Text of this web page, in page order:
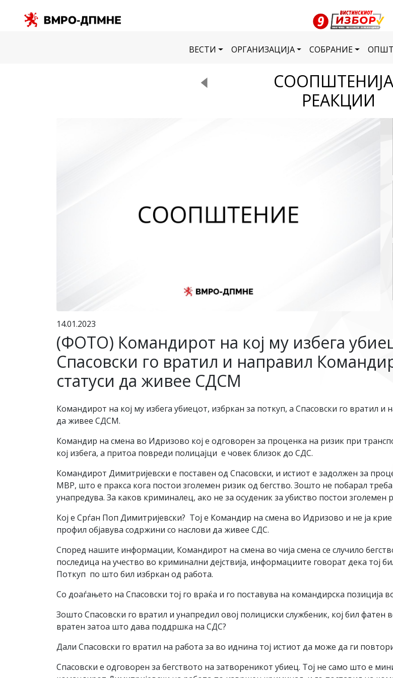
ВЕСТИ ОРГАНИЗАЦИЈА СОБРАНИЕ
РЕАКЦИИ
14.01.2023
(ФОТО) Командирот на кој му избега
Спасовски го вратил и направил
статуси да живее СДСМ
Командирот на кој му избега убиецот, избркан за поткуп, а Спасовски го вратил
да живее СДСМ.
Командир на смена во Идризово кој е одговорен за проценка на ризик при
кој избега, а притоа повреди полицајци е човек близок до СДС.
Командирот Димитријевски е поставен од Спасовски, и истиот е задолжен за
МВР, што е пракса кога постои зголемен ризик од бегство. Зошто не побарал
унапредува. За каков криминалец, ако не за осуденик за убиство постои зголемен
Кој е Срѓан Поп Димитријевски? Тој е Командир на смена во Идризово и не ја крие
профил објавува содржини со наслови да живее СДС.
Според нашите информации, Командирот на смена во чија смена се случило
последица на учество во криминални дејствија, информациите говорат дека тој
Поткуп по што бил избркан од работа.
Со доаѓањето на Спасовски тој го враќа и го поставува на командирска позиција
Зошто Спасовски го вратил и унапредил овој полициски службеник, кој бил
вратен затоа што дава поддршка на СДС?
Дали Спасовски го вратил на работа за во иднина тој истиот да може да ги
Спасовски е одговорен за бегството на затвореникот убиец. Тој не само што е